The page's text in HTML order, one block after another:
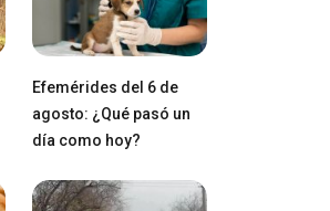
Efemérides del 6 de
agosto: ¿Qué pasó un
día como hoy?